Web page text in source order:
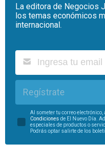
La editora de Negocios
los temas económicos
internacional.
Regístrate
Al someter tu correo electrónico,
Condiciones de El Nuevo Día.
especiales de productos o
Podrás optar salirte de los